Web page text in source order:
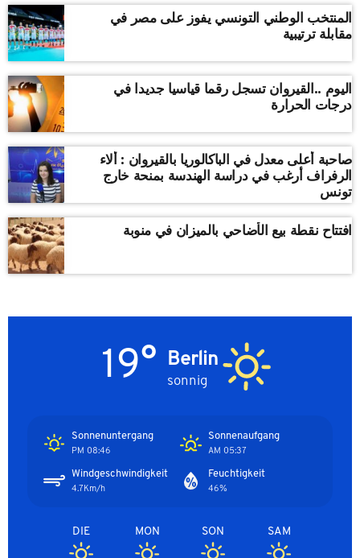
المنتخب الوطني التونسي يفوز على مصر في
مقابلة ترتيبية
اليوم ..القيروان تسجل رقما قياسيا جديدا في
درجات الحرارة
صاحبة أعلى معدل في الباكالوريا بالقيروان : ألاء
الرفراف أرغب في دراسة الهندسة بمنحة خارج
تونس
افتتاح نقطة بيع الأضاحي بالميزان في منوبة
Berlin
sonnig
19°
Sonnenaufgang
05:37 AM
Sonnenuntergang
08:46 PM
Feuchtigkeit
46%
Windgeschwindigkeit
4.7Km/h
SAM
SON
MON
DIE